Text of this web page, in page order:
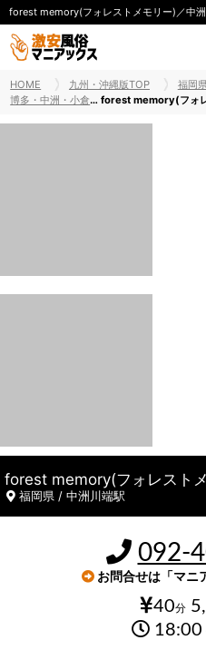
forest memory(フォレストメモリー)／中
HOME 九州・沖縄版TOP 福岡
博多・中洲・小倉・久留米セクキャバ forest memory(フォ
forest memory(フォレスト
福岡県 / 中洲川端駅
092-
お問合せは「マニ
40分
18:00